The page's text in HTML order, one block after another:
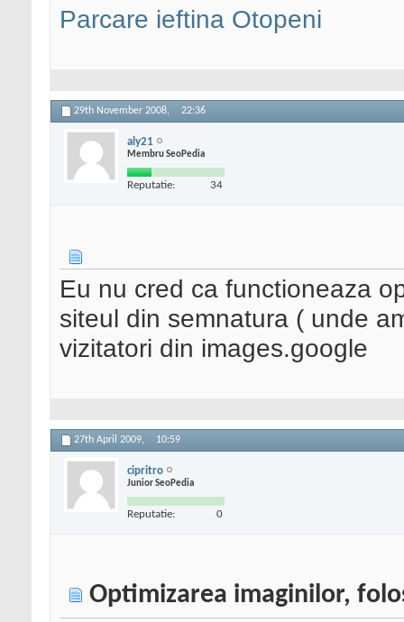
Parcare ieftina Otopeni
29th November 2008, 22:36
aly21
Membru SeoPedia
Reputatie: 34
Eu nu cred ca functioneaza
siteul din semnatura ( unde
vizitatori din images.google
27th April 2009, 10:59
cipritro
Junior SeoPedia
Reputatie: 0
Optimizarea imaginilor,